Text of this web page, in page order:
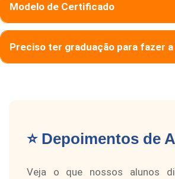
Modelo de Certificado
Preciso ter graduação para fazer a
⭐ Depoimentos de
Veja o que nossos alunos